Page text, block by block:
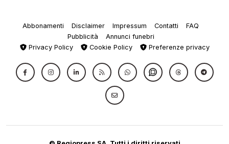
Abbonamenti Disclaimer Impressum Contatti
FAQ
Pubblicità
Annunci funebri
Privacy Policy
Cookie Policy Preferenze privacy